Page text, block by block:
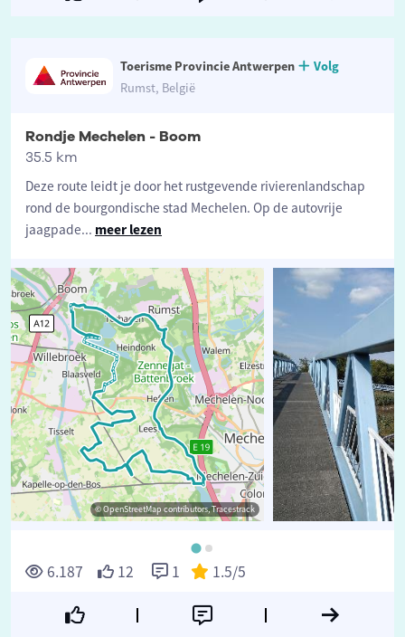
Toerisme Provincie Antwerpen
Volg
Rumst, België
Rondje Mechelen - Boom
35.5 km
Deze route leidt je door het rustgevende rivierenlandschap
rond de bourgondische stad Mechelen. Op de autovrije
jaagpade... meer lezen
© OpenStreetMap contributors, Tracestrack
6.187 12 1 1.5/5